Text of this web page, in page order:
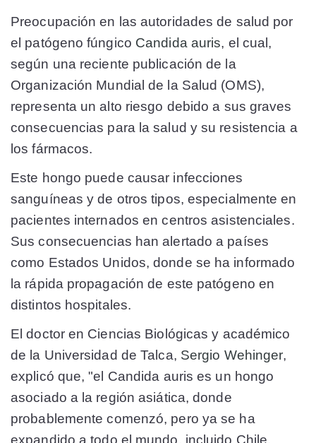
Preocupación en las autoridades de salud por
el patógeno fúngico Candida auris, el cual,
según una reciente publicación de la
Organización Mundial de la Salud (OMS),
representa un alto riesgo debido a sus graves
consecuencias para la salud y su resistencia a
los fármacos.
Este hongo puede causar infecciones
sanguíneas y de otros tipos, especialmente en
pacientes internados en centros asistenciales.
Sus consecuencias han alertado a países
como Estados Unidos, donde se ha informado
la rápida propagación de este patógeno en
distintos hospitales.
El doctor en Ciencias Biológicas y académico
de la Universidad de Talca, Sergio Wehinger,
explicó que, "el Candida auris es un hongo
asociado a la región asiática, donde
probablemente comenzó, pero ya se ha
expandido a todo el mundo, incluido Chile,